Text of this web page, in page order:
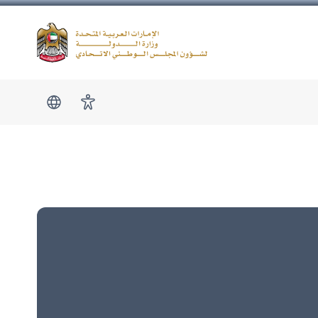
show امكانية الوصول